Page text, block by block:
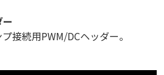
接続用PWM/DCヘッダー。